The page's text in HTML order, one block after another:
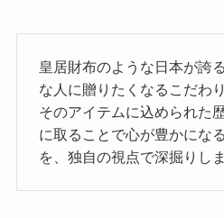
皇居財布のような日本が誇
な人に贈りたくなるこだわ
そのアイテムに込められた
に取ることで心が豊かにな
を、独自の視点で深掘りしま